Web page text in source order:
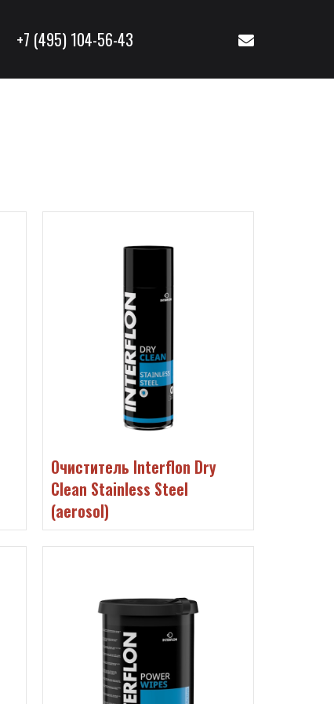
+7 (495) 104-56-43
Очиститель Interflon Dry
Clean Stainless Steel
(aerosol)